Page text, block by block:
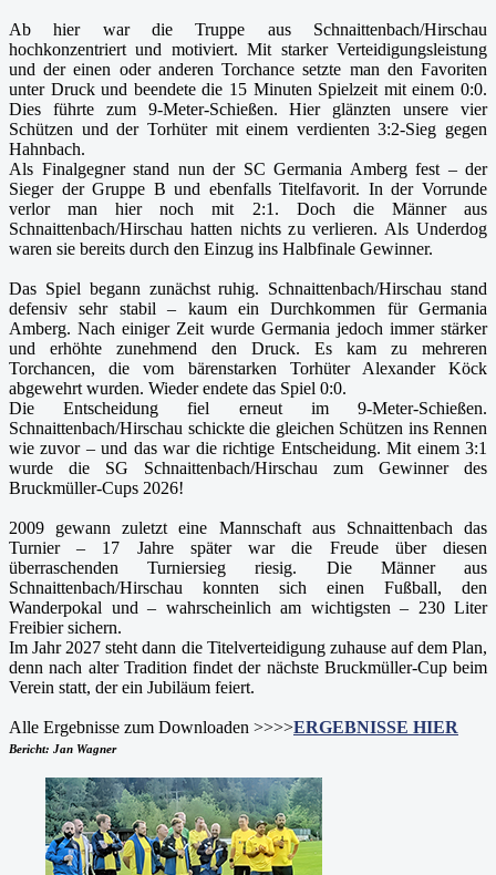
Ab hier war die Truppe aus Schnaittenbach/Hirschau
hochkonzentriert und motiviert. Mit starker Verteidigungsleistung
und der einen oder anderen Torchance setzte man den Favoriten
unter Druck und beendete die 15 Minuten Spielzeit mit einem 0:0.
Dies führte zum 9-Meter-Schießen. Hier glänzten unsere vier
Schützen und der Torhüter mit einem verdienten 3:2-Sieg gegen
Hahnbach.
Als Finalgegner stand nun der SC Germania Amberg fest – der
Sieger der Gruppe B und ebenfalls Titelfavorit. In der Vorrunde
verlor man hier noch mit 2:1. Doch die Männer aus
Schnaittenbach/Hirschau hatten nichts zu verlieren. Als Underdog
waren sie bereits durch den Einzug ins Halbfinale Gewinner.
Das Spiel begann zunächst ruhig. Schnaittenbach/Hirschau stand
defensiv sehr stabil – kaum ein Durchkommen für Germania
Amberg. Nach einiger Zeit wurde Germania jedoch immer stärker
und erhöhte zunehmend den Druck. Es kam zu mehreren
Torchancen, die vom bärenstarken Torhüter Alexander Köck
abgewehrt wurden. Wieder endete das Spiel 0:0.
Die Entscheidung fiel erneut im 9-Meter-Schießen.
Schnaittenbach/Hirschau schickte die gleichen Schützen ins Rennen
wie zuvor – und das war die richtige Entscheidung. Mit einem 3:1
wurde die SG Schnaittenbach/Hirschau zum Gewinner des
Bruckmüller-Cups 2026!
2009 gewann zuletzt eine Mannschaft aus Schnaittenbach das
Turnier – 17 Jahre später war die Freude über diesen
überraschenden Turniersieg riesig. Die Männer aus
Schnaittenbach/Hirschau konnten sich einen Fußball, den
Wanderpokal und – wahrscheinlich am wichtigsten – 230 Liter
Freibier sichern.
Im Jahr 2027 steht dann die Titelverteidigung zuhause auf dem Plan,
denn nach alter Tradition findet der nächste Bruckmüller-Cup beim
Verein statt, der ein Jubiläum feiert.
Alle Ergebnisse zum Downloaden >>>>ERGEBNISSE HIER
Bericht: Jan Wagner